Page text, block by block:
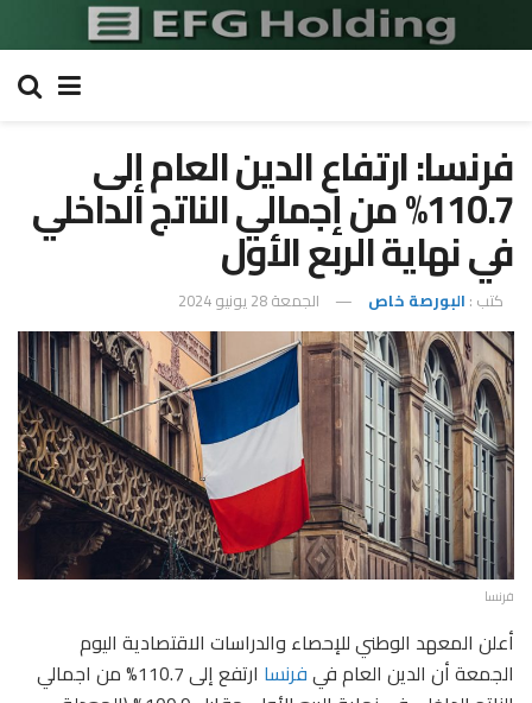
فرنسا: ارتفاع الدين العام إلى
110.7% من إجمالي الناتج الداخلي
في نهاية الربع الأول
كتب : البورصة خاص الجمعة 28 يونيو 2024
فرنسا
أعلن المعهد الوطني للإحصاء والدراسات الاقتصادية اليوم
الجمعة أن الدين العام فيفرنسا
ارتفع إلى 110.7% من اجمالي